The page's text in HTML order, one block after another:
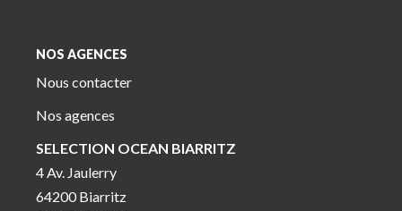
NOS AGENCES
Nous contacter
Nos agences
SELECTION OCEAN BIARRITZ
4 Av. Jaulerry
64200 Biarritz